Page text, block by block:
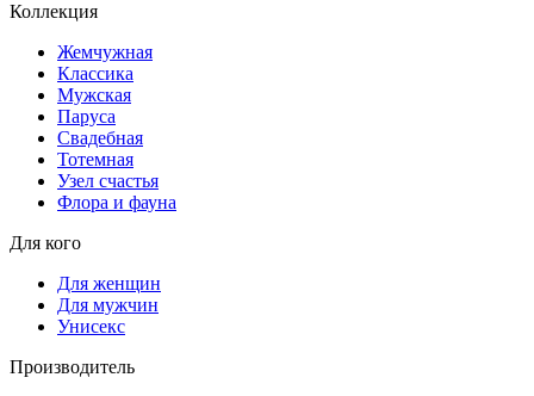
Коллекция
Жемчужная
Классика
Мужская
Паруса
Свадебная
Тотемная
Узел счастья
Флора и фауна
Для кого
Для женщин
Для мужчин
Унисекс
Производитель